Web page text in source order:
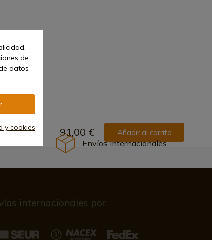
91,00 € Añadir al carrito
Envíos internacionales
internacionales por
de
datos
y cookies